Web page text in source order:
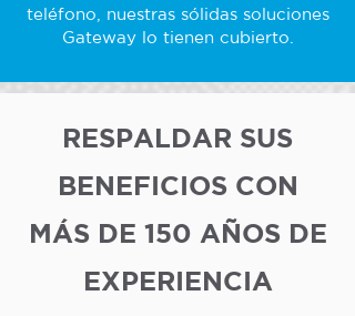
teléfono, nuestras sólidas soluciones
Gateway lo tienen cubierto.
RESPALDAR SUS
BENEFICIOS CON
MÁS DE 150 AÑOS DE
EXPERIENCIA